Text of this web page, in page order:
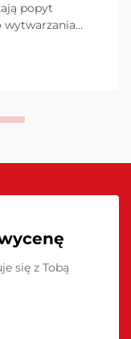
popyt
wytwarzania
się
się z Tobą